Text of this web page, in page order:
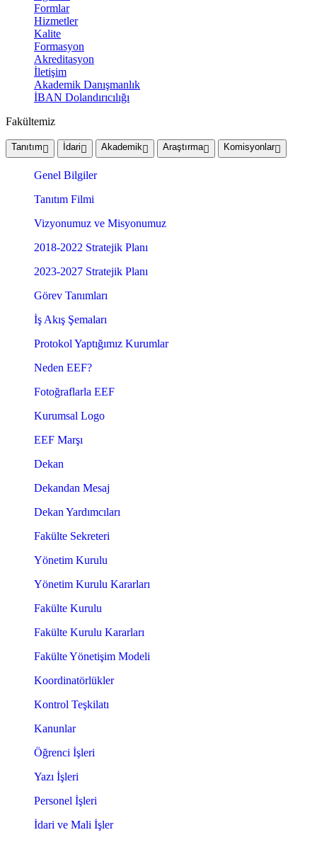
Formlar
Hizmetler
Kalite
Formasyon
Akreditasyon
İletişim
Akademik Danışmanlık
İBAN Dolandırıcılığı
Fakültemiz
Tanıtım İdari Akademik Araştırma Komisyonlar
Genel Bilgiler
Tanıtım Filmi
Vizyonumuz ve Misyonumuz
2018-2022 Stratejik Planı
2023-2027 Stratejik Planı
Görev Tanımları
İş Akış Şemaları
Protokol Yaptığımız Kurumlar
Neden EEF?
Fotoğraflarla EEF
Kurumsal Logo
EEF Marşı
Dekan
Dekandan Mesaj
Dekan Yardımcıları
Fakülte Sekreteri
Yönetim Kurulu
Yönetim Kurulu Kararları
Fakülte Kurulu
Fakülte Kurulu Kararları
Fakülte Yönetişim Modeli
Koordinatörlükler
Kontrol Teşkilatı
Kanunlar
Öğrenci İşleri
Yazı İşleri
Personel İşleri
İdari ve Mali İşler